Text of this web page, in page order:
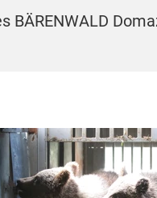
BÄRENWALD